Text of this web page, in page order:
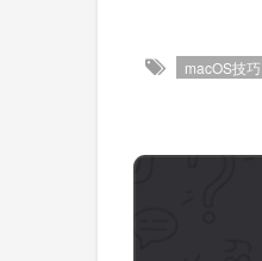
macOS技巧